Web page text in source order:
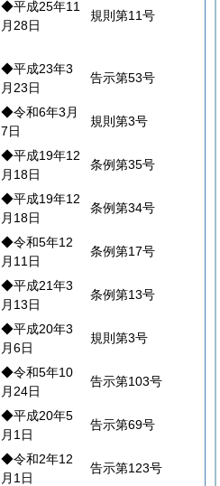
◆平成25年11
月28日
規則第11号
◆平成23年3
月23日
告示第53号
◆令和6年3月
7日
規則第3号
◆平成19年12
月18日
条例第35号
◆平成19年12
月18日
条例第34号
◆令和5年12
月11日
条例第17号
◆平成21年3
月13日
条例第13号
◆平成20年3
月6日
規則第3号
◆令和5年10
月24日
告示第103号
◆平成20年5
月1日
告示第69号
◆令和2年12
月1日
告示第123号